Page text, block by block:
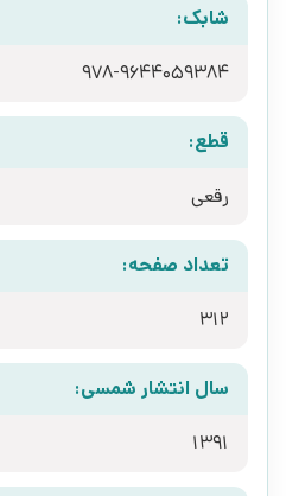
شابک:
978-9644059384
قطع:
رقعی
تعداد صفحه:
312
سال انتشار شمسی:
1391